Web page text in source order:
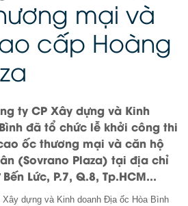
mại và
cấp Hoàng
ty CP Xây dựng và Kinh
đã tổ chức lễ khởi công thi
ốc thương mại và căn hộ
(Sovrano Plaza) tại địa chỉ
Lức, P.7, Q.8, Tp.HCM...
Xây dựng và Kinh doanh Địa ốc Hòa Bình